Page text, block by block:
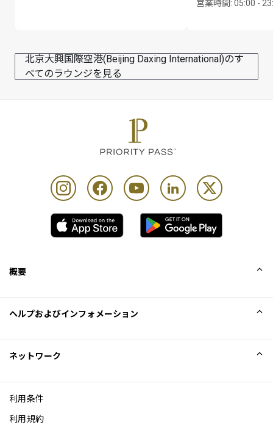
営業時間: 05:00 -
北京大興国際空港(Beijing Daxing International)のす
べてのラウンジを見る
概要
Excellence Awards
ブログ
ヘルプおよびインフォメーション
ネットワーク
利用条件
利用規約